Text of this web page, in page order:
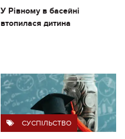
У Рівному в басейні
втопилася дитина
СУСПІЛЬСТВО